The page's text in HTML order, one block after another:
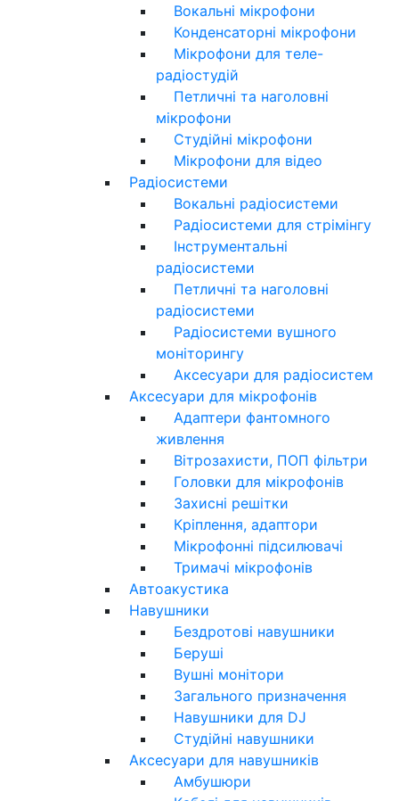
Вокальні мікрофони
Конденсаторні мікрофони
Мікрофони для теле-
радіостудій
Петличні та наголовні
мікрофони
Студійні мікрофони
Мікрофони для відео
Радіосистеми
Вокальні радіосистеми
Радіосистеми для стрімінгу
Інструментальні
радіосистеми
Петличні та наголовні
радіосистеми
Радіосистеми вушного
моніторингу
Аксесуари для радіосистем
Аксесуари для мікрофонів
Адаптери фантомного
живлення
Вітрозахисти, ПОП фільтри
Головки для мікрофонів
Захисні решітки
Кріплення, адаптори
Мікрофонні підсилювачі
Тримачі мікрофонів
Автоакустика
Навушники
Бездротові навушники
Беруші
Вушні монітори
Загального призначення
Навушники для DJ
Студійні навушники
Аксесуари для навушників
Амбушюри